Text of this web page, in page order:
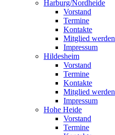
Harburg/Nordheide
Vorstand
Termine
Kontakte
Mitglied werden
Impressum
Hildesheim
Vorstand
Termine
Kontakte
Mitglied werden
Impressum
Hohe Heide
Vorstand
Termine